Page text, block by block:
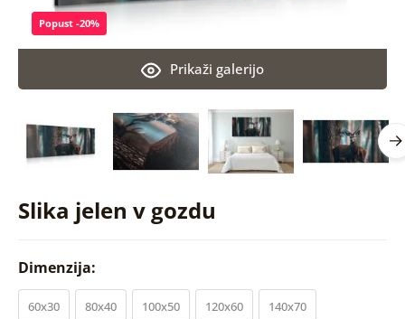
Slika jelen v gozdu
Prikaži galerijo
Popust -20%
Dimenzija:
60x30 80x40 100x50 120x60 140x70